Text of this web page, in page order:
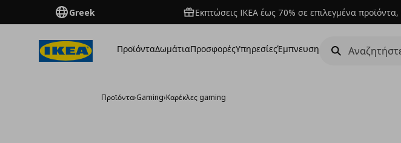
Greek Εκπτώσεις IKEA έως 70% σε επιλεγμένα
ΠροϊόνταΔωμάτιαΠροσφορέςΥπηρεσίεςΈμπνευση
Προϊόντα›Gaming›Kαρέκλες gaming